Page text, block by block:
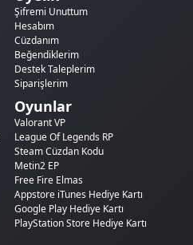
Şifremi Unuttum
Hesabım
Cüzdanım
Beğendiklerim
Destek Taleplerim
Siparişlerim
Oyunlar
Valorant VP
League Of Legends RP
Steam Cüzdan Kodu
Metin2 EP
Free Fire Elmas
Appstore iTunes Hediye Kartı
Google Play Hediye Kartı
PlayStation Store Hediye Kartı